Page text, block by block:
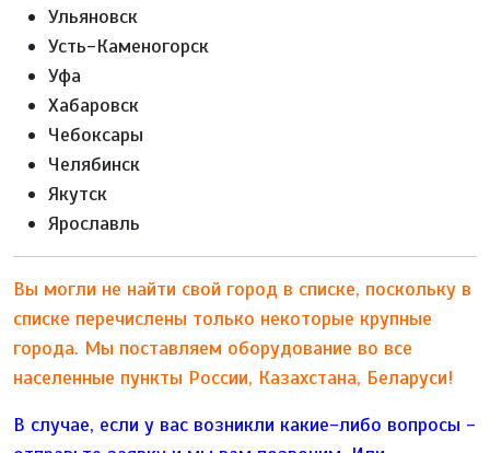
Ульяновск
Усть-Каменогорск
Уфа
Хабаровск
Чебоксары
Челябинск
Якутск
Ярославль
Вы могли не найти свой город в списке, поскольку в
списке перечислены только некоторые крупные
города. Мы поставляем оборудование во все
населенные пункты России, Казахстана, Беларуси!
В случае, если у вас возникли какие-либо вопросы -